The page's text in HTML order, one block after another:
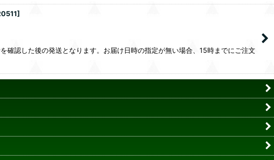
]
認した後の発送となります。お届け日時の指定が無い場合、15時までにご注文